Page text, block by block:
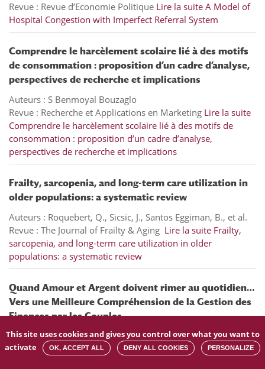
Revue : Revue d’Economie Politique Lire la suite A Model of
Hospital Congestion with Imperfect Referral System
Comprendre le harcèlement scolaire lié à des motifs
de consommation : proposition d’un cadre d’analyse,
perspectives de recherche et implications
Auteurs : S Benmoyal Bouzaglo
Revue : Recherche et Applications en Marketing Lire la suite
Comprendre le harcèlement scolaire lié à des motifs de
consommation : proposition d’un cadre d’analyse,
perspectives de recherche et implications
Frailty, sarcopenia, and long-term care utilization in
older populations: a systematic review
Auteurs : Roquebert, Q., Sicsic, J., Santos Eggiman, B., et al.
Revue : The Journal of Frailty & Aging Lire la suite Frailty,
sarcopenia, and long-term care utilization in older
populations: a systematic review
Quand Amour et Argent doivent rimer au quotidien…
Vers une Meilleure Compréhension de la Gestion des
Finances par les Couples
Auteurs : Benmoyal S. & C. Paraschiv
Revue : Gérer et ComprendreLire la suiteQuand Amour et
This site uses cookies and gives you control over what you want to
activate
OK, ACCEPT ALL DENY ALL COOKIES PERSONALIZE